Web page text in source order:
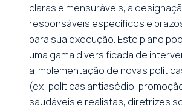
claras e mensuráveis, a
responsáveis específicos e
para sua execução. Este plano
uma gama diversificada de
a implementação de novas
(ex: políticas antiasédio,
saudáveis e realistas, diretrizes